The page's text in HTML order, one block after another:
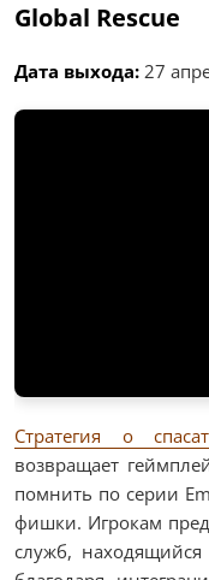
Global Rescue
Дата выхода: 27
Стратегия о
возвращает
помнить по серии
фишки. Игрокам
служб,